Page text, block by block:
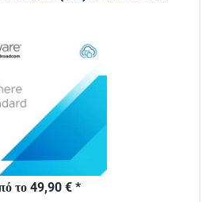
το 49,90 € *